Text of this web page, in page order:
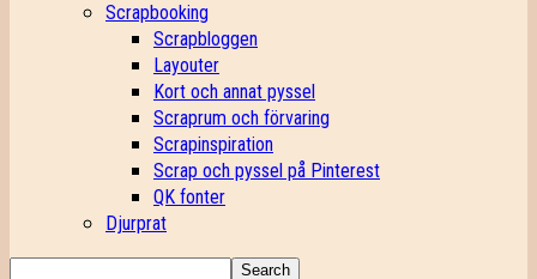
Scrapbooking
Scrapbloggen
Layouter
Kort och annat pyssel
Scraprum och förvaring
Scrapinspiration
Scrap och pyssel på Pinterest
QK fonter
Djurprat